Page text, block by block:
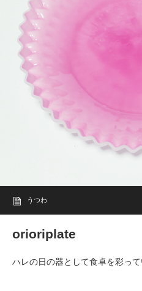
うつわ
orioriplate
ハレの日の器として食卓を彩って